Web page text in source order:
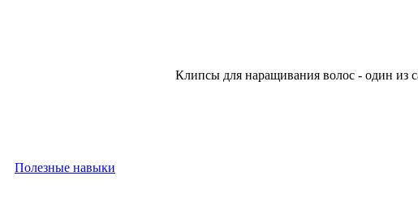
Клипсы для наращивания волос - один из
Полезные навыки